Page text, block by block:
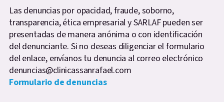
Las denuncias por opacidad, fraude, soborno,
transparencia, ética empresarial y SARLAF pueden ser
presentadas de manera anónima o con identificación
del denunciante. Si no deseas diligenciar el formulario
del enlace, envíanos tu denuncia al correo electrónico
denuncias@clinicassanrafael.com
Formulario de denuncias